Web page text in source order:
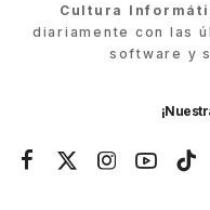
Cultura
diariamente con las
software y